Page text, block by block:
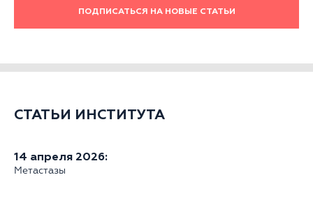
ПОДПИСАТЬСЯ НА НОВЫЕ СТАТЬИ
СТАТЬИ ИНСТИТУТА
14 апреля 2026:
Метастазы